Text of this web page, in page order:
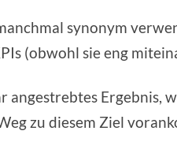
synonym
(obwohl sie eng
angestrebtes Ergebnis,
zu diesem Ziel